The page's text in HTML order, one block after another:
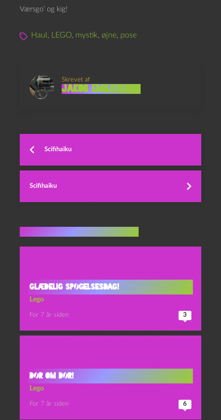
Værsgo’ og kig!
Haul , LEGO, mystik, øjne, pose
Skrevet af
Jakob Emiliussen
Scifihaiku
Scifihaiku
Glædelig spøgelsesdag!
Lego
For 7 år siden 3
Dør om dør!
Lego
For 7 år siden 6